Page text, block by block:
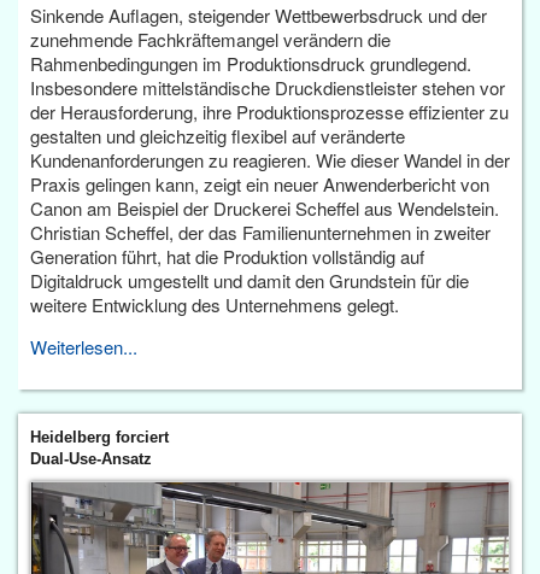
Sinkende Auflagen, steigender Wettbewerbsdruck und der
zunehmende Fachkräftemangel verändern die
Rahmenbedingungen im Produktionsdruck grundlegend.
Insbesondere mittelständische Druckdienstleister stehen vor
der Herausforderung, ihre Produktionsprozesse effizienter zu
gestalten und gleichzeitig flexibel auf veränderte
Kundenanforderungen zu reagieren. Wie dieser Wandel in der
Praxis gelingen kann, zeigt ein neuer Anwenderbericht von
Canon am Beispiel der Druckerei Scheffel aus Wendelstein.
Christian Scheffel, der das Familienunternehmen in zweiter
Generation führt, hat die Produktion vollständig auf
Digitaldruck umgestellt und damit den Grundstein für die
weitere Entwicklung des Unternehmens gelegt.
Weiterlesen...
Heidelberg forciert
Dual-Use-Ansatz